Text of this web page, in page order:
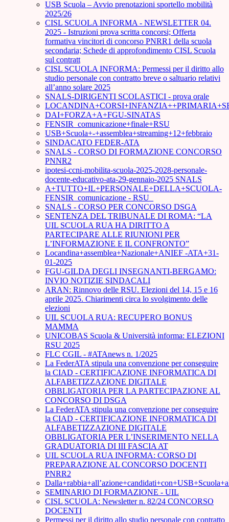
USB Scuola – Avvio prenotazioni sportello mobilità
2025/26
CISL SCUOLA INFORMA - NEWSLETTER 04.
2025 - Istruzioni prova scritta concorsi; Offerta
formativa vincitori di concorso PNRR1 della scuola
secondaria; Schede di approfondimento CISL Scuola
sul contratt
CISL SCUOLA INFORMA: Permessi per il diritto allo
studio personale con contratto breve o saltuario relativi
all’anno solare 2025
SNALS-DIRIGENTI SCOLASTICI - prova orale
DAI+FORZA+A+FGU-SINATAS
FENSIR_comunicazione+finale+RSU
USB+Scuola+-+assemblea+streaming+12+febbraio
SINDACATO FEDER-ATA
SNALS - CORSO DI FORMAZIONE CONCORSO
PNNR2
ipotesi-ccni-mobilita-scuola-2025-2028-personale-
docente-educativo-ata-29-gennaio-2025 SNALS
A+TUTTO+IL+PERSONALE+DELLA+SCUOLA-
FENSIR_comunicazione - RSU_
SNALS - CORSO PER CONCORSO DSGA
SENTENZA DEL TRIBUNALE DI ROMA: “LA
UIL SCUOLA RUA HA DIRITTO A
PARTECIPARE ALLE RIUNIONI PER
L’INFORMAZIONE E IL CONFRONTO”
Locandina+assemblea+Nazionale+ANIEF -ATA+31-
01-2025
FGU-GILDA DEGLI INSEGNANTI-BERGAMO:
INVIO NOTIZIE SINDACALI
ARAN: Rinnovo delle RSU. Elezioni del 14, 15 e 16
aprile 2025. Chiarimenti circa lo svolgimento delle
elezioni
UIL SCUOLA RUA: RECUPERO BONUS
MAMMA
UNICOBAS Scuola & Università informa: ELEZIONI
RSU 2025
FLC CGIL - #ATAnews n. 1/2025
La FederATA stipula una convenzione per conseguire
la CIAD - CERTIFICAZIONE INFORMATICA DI
ALFABETIZZAZIONE DIGITALE
OBBLIGATORIA PER LA PARTECIPAZIONE AL
CONCORSO DI DSGA
La FederATA stipula una convenzione per conseguire
la CIAD - CERTIFICAZIONE INFORMATICA DI
ALFABETIZZAZIONE DIGITALE
OBBLIGATORIA PER L’INSERIMENTO NELLA
GRADUATORIA DI III FASCIA AT
UIL SCUOLA RUA INFORMA: CORSO DI
PREPARAZIONE AL CONCORSO DOCENTI
PNRR2
SEMINARIO DI FORMAZIONE - UIL
CISL SCUOLA: Newsletter n. 82/24 CONCORSO
DOCENTI
Permessi per il diritto allo studio personale con contratto